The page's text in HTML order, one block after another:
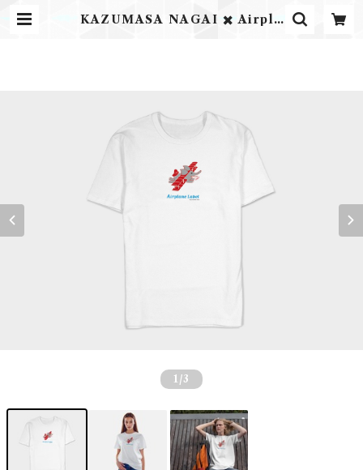
KAZUMASA NAGAI ✖️ Airpla
1 /3